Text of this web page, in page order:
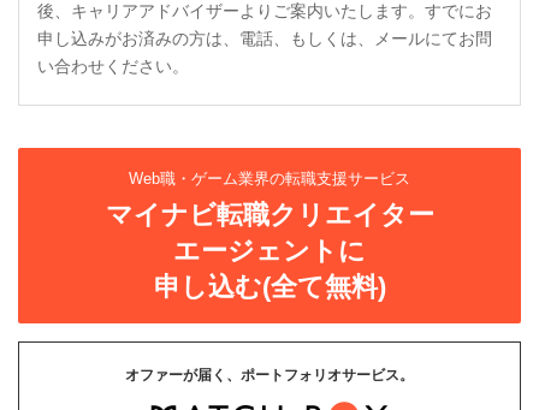
後、キャリアアドバイザーよりご案内いたします。すでにお
申し込みがお済みの方は、電話、もしくは、メールにてお問
い合わせください。
Web職・ゲーム業界の転職支援サービス
マイナビ転職クリエイター
エージェントに
申し込む(全て無料)
オファーが届く、ポートフォリオサービス。